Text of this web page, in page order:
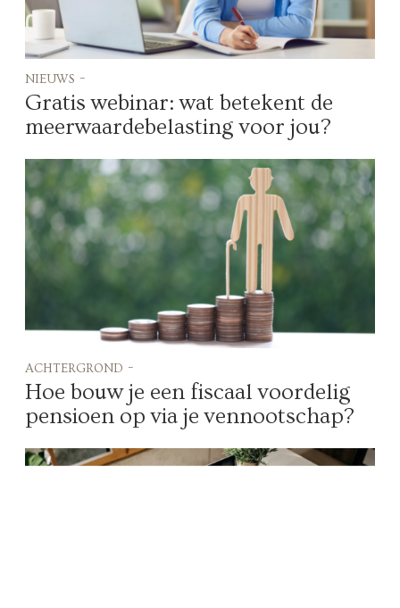
nieuws -
Gratis webinar: wat betekent de
meerwaardebelasting voor jou?
achtergrond -
Hoe bouw je een fiscaal voordelig
pensioen op via je vennootschap?